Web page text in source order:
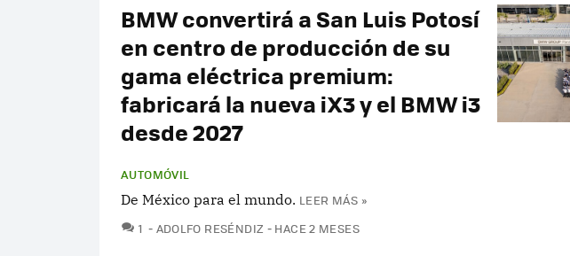
BMW convertirá a San Luis Potosí
en centro de producción de su
gama eléctrica premium:
fabricará la nueva iX3 y el BMW i3
desde 2027
AUTOMÓVIL
De México para el mundo. LEER MÁS »
1 COMENTARIOS
ADOLFO RESÉNDIZ HACE 2 MESES